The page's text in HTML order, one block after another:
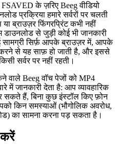
के ज़रिए Beeg वीडियो
प्रक्रिया हमारे सर्वरों पर चलती
ब्राउज़र फिंगरप्रिंट कभी नहीं
डाउनलोड से जुड़ी कोई भी जानकारी
सामग्री सिर्फ़ आपके ब्राउज़र में, आपके
करने से यह साफ़ हो जाती है, और इससे
सर्वर पर नहीं रहती।
वाले Beeg वॉच पेजों को MP4
जानकारी देता है: आप व्यावहारिक
सकते हैं, बिना कुछ इंस्टॉल किए फ़ोन
किन समस्याओं (भौगोलिक अवरोध,
का सामना करना पड़ सकता है।